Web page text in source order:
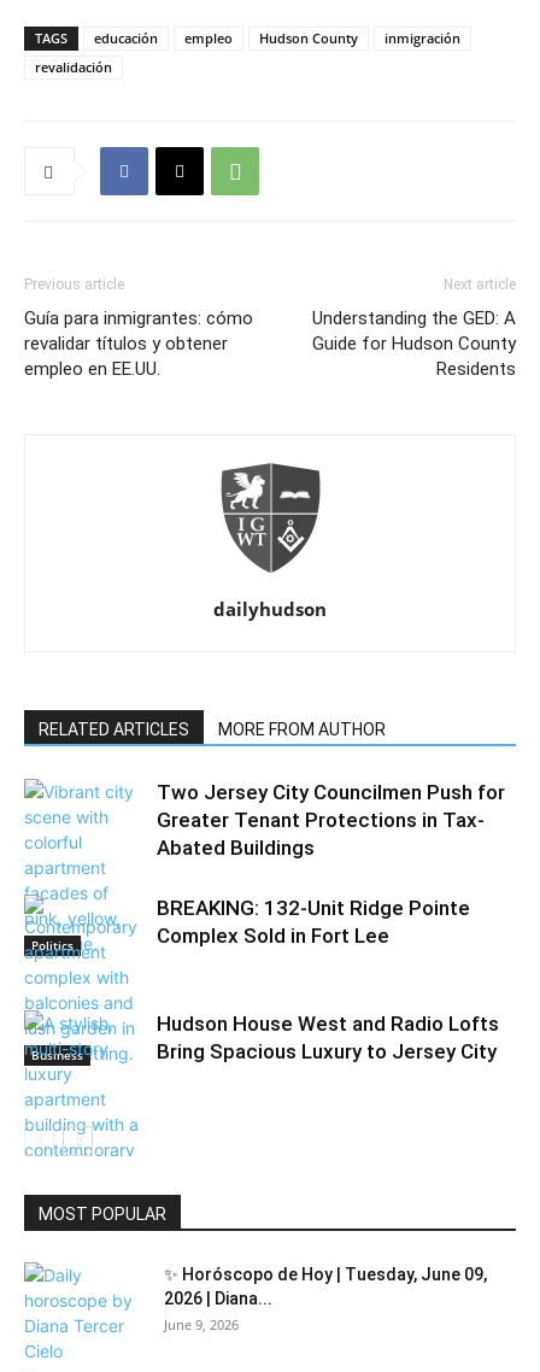
TAGS educación empleo Hudson County
inmigración
revalidación
Previous article
Guía para inmigrantes: cómo
revalidar títulos y obtener
empleo en EE.UU.
Next article
Understanding the GED: A
Guide for Hudson County
Residents
dailyhudson
RELATED ARTICLES MORE FROM AUTHOR
Politics
Two Jersey City Councilmen Push for
Greater Tenant Protections in Tax-
Abated Buildings
Business
BREAKING: 132-Unit Ridge Pointe
Complex Sold in Fort Lee
Hudson House West and Radio Lofts
Bring Spacious Luxury to Jersey City
MOST POPULAR
✨ Horóscopo de Hoy | Tuesday, June 09,
2026 | Diana...
June 9, 2026